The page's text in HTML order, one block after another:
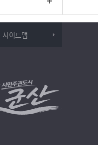
사이트맵